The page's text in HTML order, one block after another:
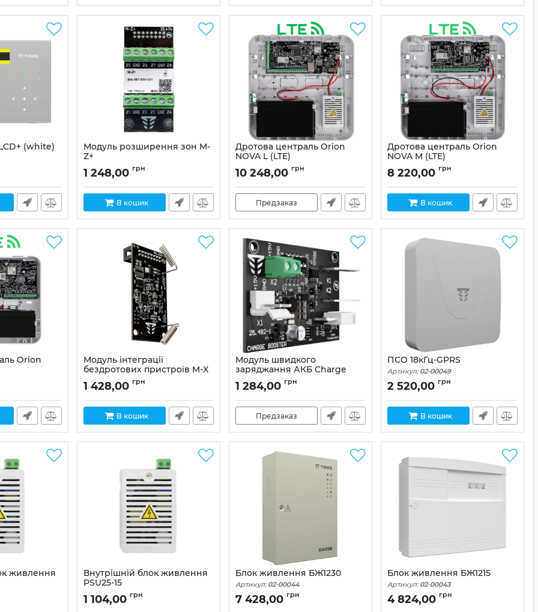
(white)
Модуль розширення зон M-
Z+
Артикул: 02-00053
1 248,00 грн
В кошик
Дротова централь Orion
NOVA L (LTE)
Артикул: 02-00052
10 248,00 грн
Предзаказ
Дротова централь Orion
NOVA M (LTE)
Артикул: 02-00051
8 220,00 грн
В кошик
Orion
Модуль інтеграції
бездротових пристроїв M-X
Артикул: 02-00048
1 428,00 грн
В кошик
Модуль швидкого
заряджання АКБ Charge
Артикул: 02-00047
1 284,00 грн
Предзаказ
ПСО 18кГц-GPRS
Артикул: 02-00049
2 520,00 грн
В кошик
живлення
Внутрішній блок живлення
PSU25-15
Артикул: 02-00045
1 104,00 грн
Блок живлення БЖ1230
Артикул: 02-00044
7 428,00 грн
Блок живлення БЖ1215
Артикул: 02-00043
4 824,00 грн